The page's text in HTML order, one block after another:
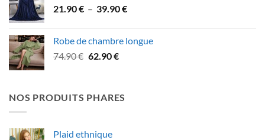
47.90 €.39.90 €.
21.90€ – 39.90€Plage
21.90 €
Robe de chambre longue
74.90€ Le
était :
62.90€Le
est :
NOS PRODUITS PHARES
Plaid ethnique